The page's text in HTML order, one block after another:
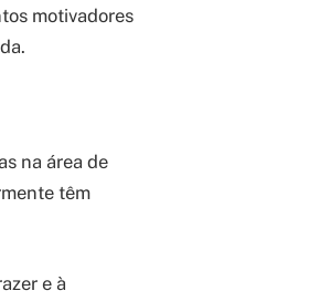
motivadores
na área de
têm
e à